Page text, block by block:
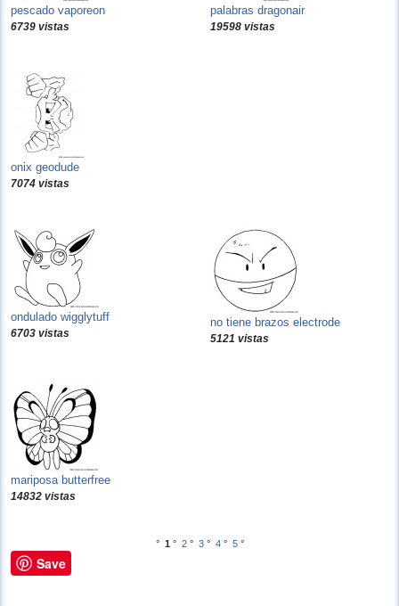
pescado vaporeon
6739 vistas
palabras dragonair
19598 vistas
onix geodude
7074 vistas
ondulado wigglytuff
6703 vistas
no tiene brazos electrode
5121 vistas
mariposa butterfree
14832 vistas
° 1 ° 2° 3° 4° 5°
Save